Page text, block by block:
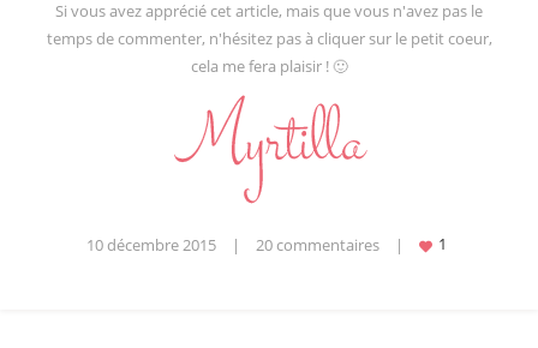
Si vous avez apprécié cet article, mais que vous n'avez pas le
temps de commenter, n'hésitez pas à cliquer sur le petit coeur,
cela me fera plaisir ! 🙂
10 décembre 2015 | 20 commentaires |